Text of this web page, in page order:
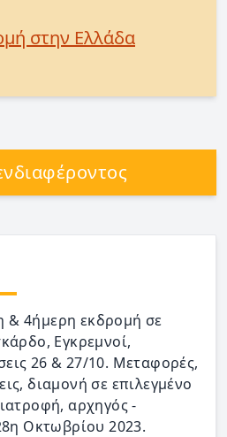
στην Ελλάδα
4ήμερη εκδρομή σε
Εγκρεμνοί,
26 & 27/10. Μεταφορές,
διαμονή σε επιλεγμένο
αρχηγός -
Οκτωβρίου 2023.